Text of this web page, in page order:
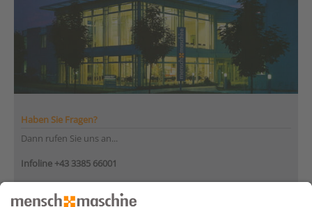
Haben Sie Fragen?
Dann rufen Sie uns an...
Infoline +43 3385 66001
von 08:30 bis 12:00 Uhr